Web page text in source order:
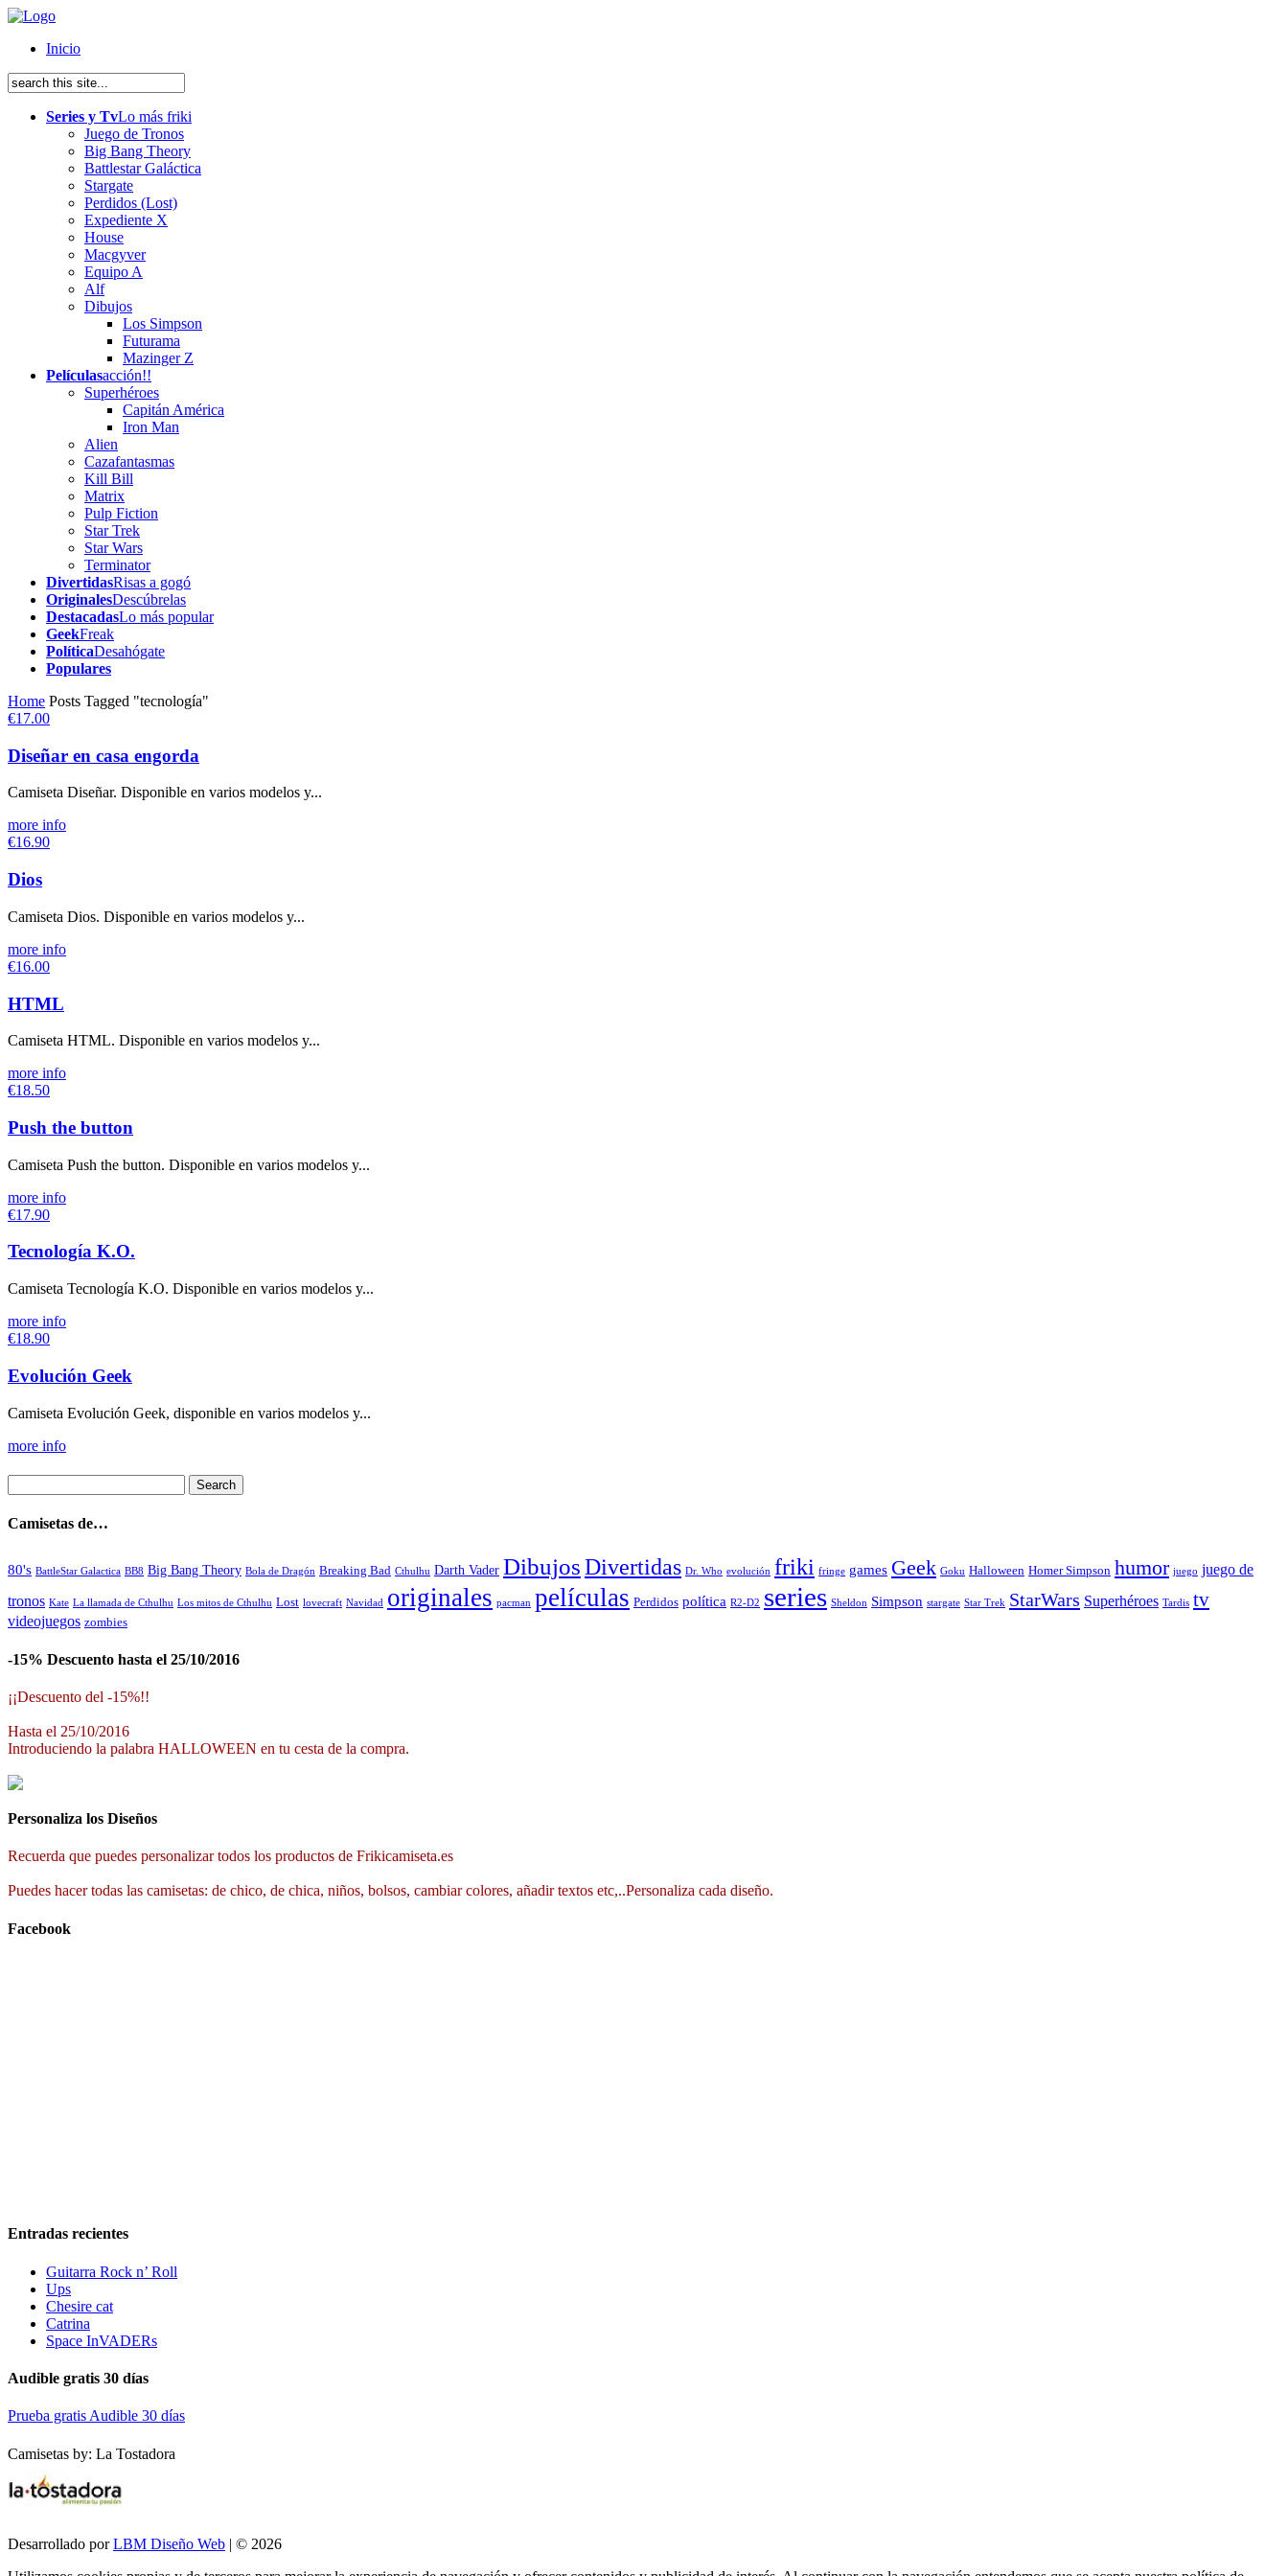
Inicio
Series y TvLo más friki
Juego de Tronos
Big Bang Theory
Battlestar Galáctica
Stargate
Perdidos (Lost)
Expediente X
House
Macgyver
Equipo A
Alf
Dibujos
Los Simpson
Futurama
Mazinger Z
Películasacción!!
Superhéroes
Capitán América
Iron Man
Alien
Cazafantasmas
Kill Bill
Matrix
Pulp Fiction
Star Trek
Star Wars
Terminator
DivertidasRisas a gogó
OriginalesDescúbrelas
DestacadasLo más popular
GeekFreak
PolíticaDesahógate
Populares
Home Posts Tagged "tecnología"
€17.00
Diseñar en casa engorda
Camiseta Diseñar. Disponible en varios modelos y...
more info
€16.90
Dios
Camiseta Dios. Disponible en varios modelos y...
more info
€16.00
HTML
Camiseta HTML. Disponible en varios modelos y...
more info
€18.50
Push the button
Camiseta Push the button. Disponible en varios modelos y...
more info
€17.90
Tecnología K.O.
Camiseta Tecnología K.O. Disponible en varios modelos y...
more info
€18.90
Evolución Geek
Camiseta Evolución Geek, disponible en varios modelos y...
more info
Camisetas de…
80's BattleStar Galactica BB8 Big Bang Theory Bola de Dragón Breaking Bad Cthulhu Darth Vader DibujosDivertidas Dr. Who evolución friki fringe games Geek Goku Halloween Homer Simpson humor juego juego de
tronos Kate La llamada de Cthulhu Los mitos de Cthulhu Lost lovecraft Navidad originales pacman películas Perdidos política R2-D2 series Sheldon Simpson stargate Star Trek StarWars Superhéroes Tardis tv
videojuegos zombies
-15% Descuento hasta el 25/10/2016
¡¡Descuento del -15%!!
Hasta el 25/10/2016
Introduciendo la palabra HALLOWEEN en tu cesta de la compra.
Personaliza los Diseños
Recuerda que puedes personalizar todos los productos de Frikicamiseta.es
Puedes hacer todas las camisetas: de chico, de chica, niños, bolsos, cambiar colores, añadir textos etc,..Personaliza cada diseño.
Facebook
Entradas recientes
Guitarra Rock n’ Roll
Ups
Chesire cat
Catrina
Space InVADERs
Audible gratis 30 días
Prueba gratis Audible 30 días
Camisetas by: La Tostadora
Desarrollado porLBM Diseño Web | © 2026